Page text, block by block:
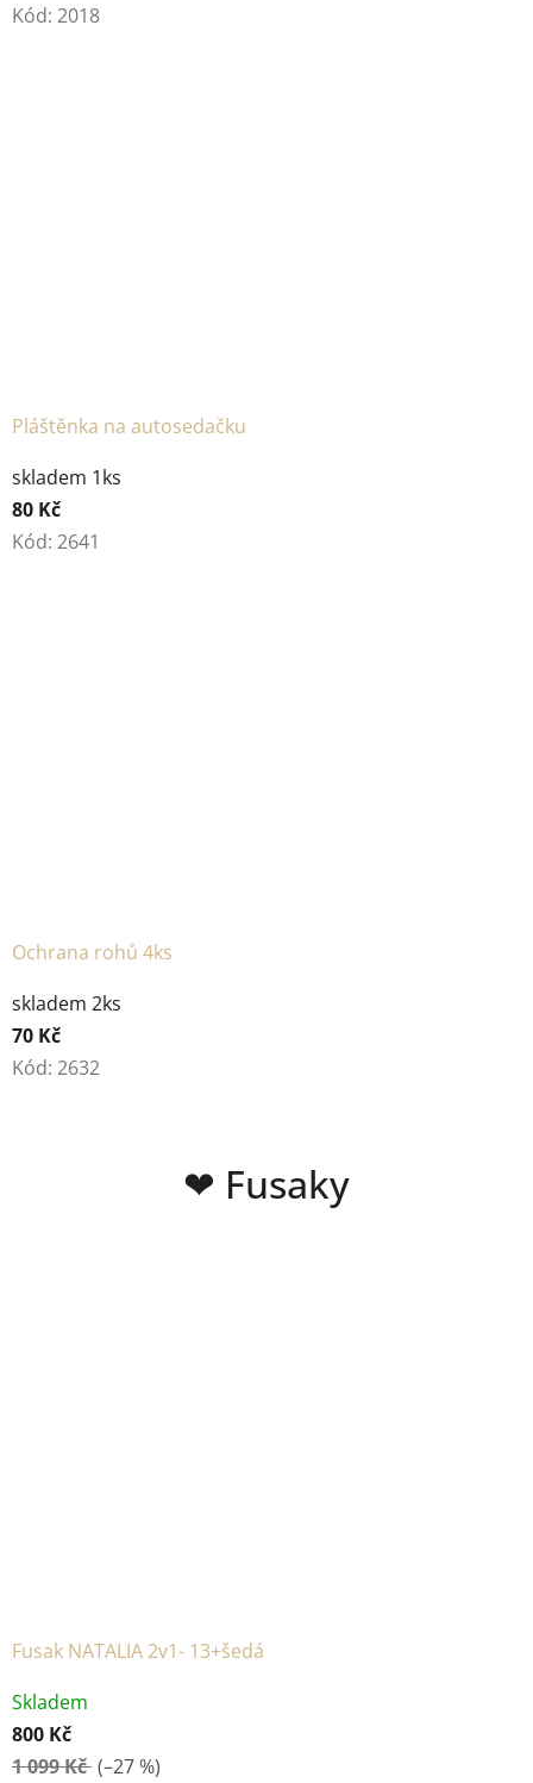
Kód: 2018
Pláštěnka na autosedačku
skladem 1ks
80 Kč
Kód: 2641
Ochrana rohů 4ks
skladem 2ks
70 Kč
Kód: 2632
❤ Fusaky
Fusak NATALIA 2v1- 13+šedá
Skladem
800 Kč
1 099 Kč (–27 %)